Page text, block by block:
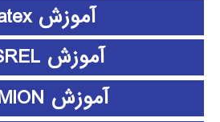
آموزش Latex
آموزش LISREL
آموزش LUMION